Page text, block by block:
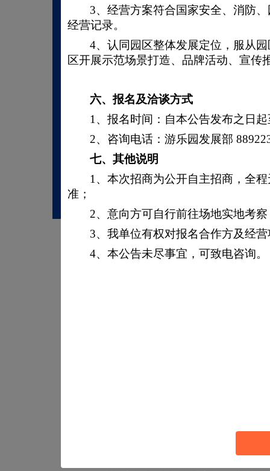
3、经营方案符合国家安全、消防
经营记录。
4、认同园区整体发展定位，服从
区开展示范场景打造、品牌活动、宣传
六、报名及洽谈方式
1、报名时间：自本公告发布之日
2、咨询电话：游乐园发展部
七、其他说明
1、本次招商为公开自主招商，全
准；
2、意向方可自行前往场地实地考
3、我单位有权对报名合作方及经
4、本公告未尽事宜，可致电咨询。